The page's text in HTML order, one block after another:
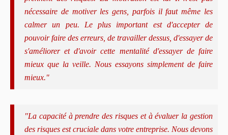
nécessaire de motiver les gens, parfois il faut même les
calmer un peu. Le plus important est d'accepter de
pouvoir faire des erreurs, de travailler dessus, d'essayer de
s'améliorer et d'avoir cette mentalité d'essayer de faire
mieux que la veille. Nous essayons simplement de faire
mieux."
"La capacité à prendre des risques et à évaluer la gestion
des risques est cruciale dans votre entreprise. Nous devons